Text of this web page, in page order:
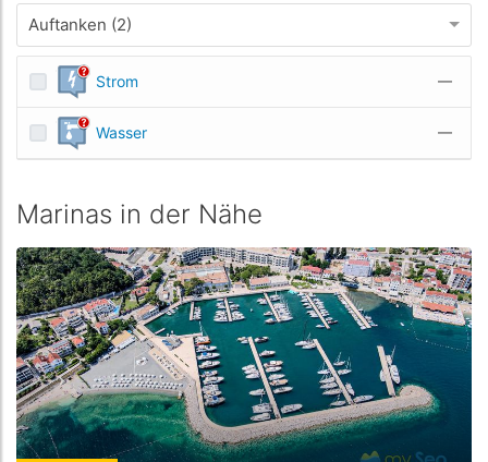
Auftanken (2)
Strom —
Wasser —
Marinas in der Nähe